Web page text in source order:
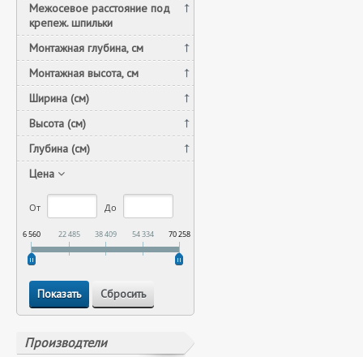
Межосевое расстояние под
крепеж. шпильки
Монтажная глубина, см
Монтажная высота, см
Ширина (см)
Высота (см)
Глубина (см)
Цена
От До
6 560 22 485 38 409 54 334 70 258
Производтели